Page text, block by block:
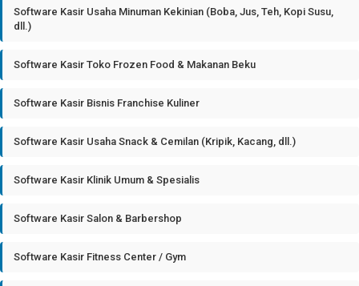
Software Kasir Usaha Minuman Kekinian (Boba, Jus, Teh, Kopi Susu,
dll.)
Software Kasir Toko Frozen Food & Makanan Beku
Software Kasir Bisnis Franchise Kuliner
Software Kasir Usaha Snack & Cemilan (Kripik, Kacang, dll.)
Software Kasir Klinik Umum & Spesialis
Software Kasir Salon & Barbershop
Software Kasir Fitness Center / Gym